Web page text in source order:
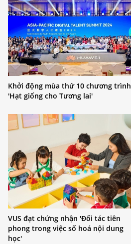
Khởi động mùa thứ 10 chương trình
'Hạt giống cho Tương lai'
VUS đạt chứng nhận 'Đối tác tiên
phong trong việc số hoá nội dung
học'